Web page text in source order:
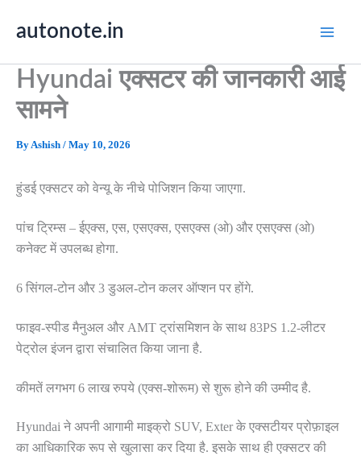
autonote.in
Hyundai एक्सटर की जानकारी आई
सामने
ByAshish / May 10, 2026
हुंडई एक्सटर को वेन्यू के नीचे पोजिशन किया जाएगा.
पांच ट्रिम्स – ईएक्स, एस, एसएक्स, एसएक्स (ओ) और एसएक्स (ओ)
कनेक्ट में उपलब्ध होगा.
6 सिंगल-टोन और 3 डुअल-टोन कलर ऑप्शन पर होंगे.
फाइव-स्पीड मैनुअल और AMT ट्रांसमिशन के साथ 83PS 1.2-लीटर
पेट्रोल इंजन द्वारा संचालित किया जाना है.
कीमतें लगभग 6 लाख रुपये (एक्स-शोरूम) से शुरू होने की उम्मीद है.
Hyundai ने अपनी आगामी माइक्रो SUV, Exter के एक्सटीयर प्रोफ़ाइल
का आधिकारिक रूप से खुलासा कर दिया है. इसके साथ ही एक्सटर की